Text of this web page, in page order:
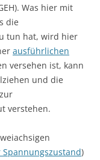
Was hier mit
die
tun hat, wird hier
ausführlichen
versehen ist, kann
und die
verstehen.
Spannungszustand)